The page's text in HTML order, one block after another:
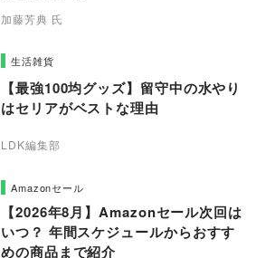
加藤芳典 氏
生活雑貨
【最強100均グッズ】留守中の水やり
はセリアがベストな理由
LDK編集部
Amazonセール
【2026年8月】Amazonセール次回は
いつ？ 年間スケジュールからおすす
めの商品まで紹介